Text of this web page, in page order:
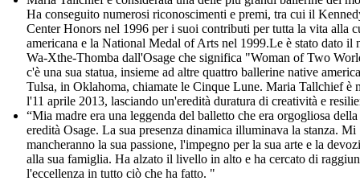
Ha conseguito numerosi riconoscimenti e premi, tra cui il
Center Honors nel 1996 per i suoi contributi per tutta la vita alla
americana e la National Medal of Arts nel 1999.Le è stato dato il
Wa-Xthe-Thomba dall'Osage che significa "Woman of Two
c'è una sua statua, insieme ad altre quattro ballerine native
Tulsa, in Oklahoma, chiamate le Cinque Lune. Maria Tallchief è
l'11 aprile 2013, lasciando un'eredità duratura di creatività e
“Mia madre era una leggenda del balletto che era orgogliosa della
eredità Osage. La sua presenza dinamica illuminava la stanza. Mi
mancheranno la sua passione, l'impegno per la sua arte e la
alla sua famiglia. Ha alzato il livello in alto e ha cercato di
l'eccellenza in tutto ciò che ha fatto. "